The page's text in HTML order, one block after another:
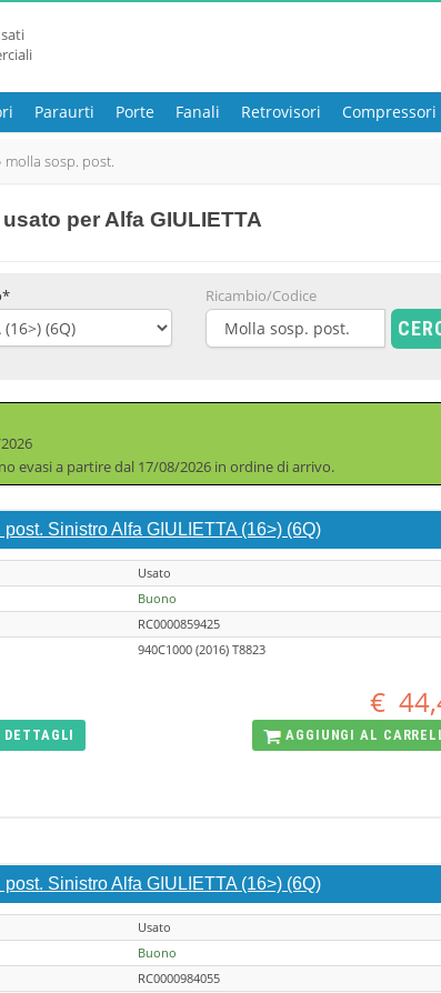
Paraurti Porte Fanali Retrovisori Compressori
molla sosp. post.
per Alfa GIULIETTA
Ricambio/Codice
evasi a partire dal 17/08/2026 in ordine di arrivo.
post. Sinistro Alfa GIULIETTA (16>) (6Q)
Usato
Buono
RC0000859425
940C1000 (2016) T8823
€
DETTAGLI AGGIUNGI AL
post. Sinistro Alfa GIULIETTA (16>) (6Q)
Usato
Buono
RC0000984055